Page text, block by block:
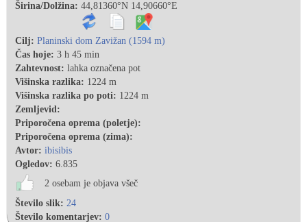
Širina/Dolžina: 44,81360°N 14,90660°E
Cilj: Planinski dom Zavižan (1594 m)
Čas hoje: 3 h 45 min
Zahtevnost: lahka označena pot
Višinska razlika: 1224 m
Višinska razlika po poti: 1224 m
Zemljevid:
Priporočena oprema (poletje):
Priporočena oprema (zima):
Avtor: ibisibis
Ogledov: 6.835
2 osebam je objava všeč
Število slik: 24
Število komentarjev: 0